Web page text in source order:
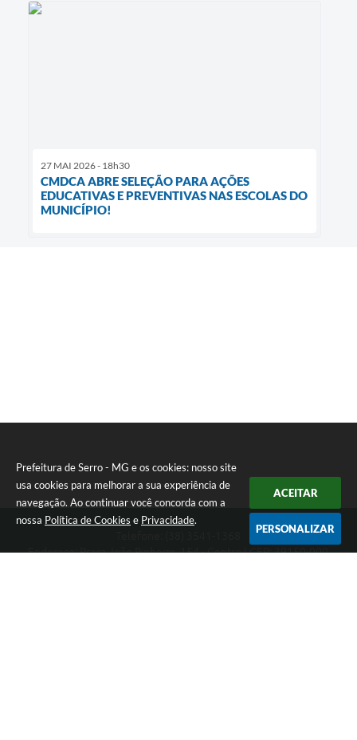
Prefeitura de Serro - MG e os cookies: nosso site
usa cookies para melhorar a sua experiência de
navegação. Ao continuar você concorda com a
nossa Política de Cookies e Privacidade.
ACEITAR
PERSONALIZAR
27 MAI 2026 - 18h30
CMDCA ABRE SELEÇÃO PARA AÇÕES
EDUCATIVAS E PREVENTIVAS NAS ESCOLAS DO
MUNICÍPIO!
Endereço: Praça João Pinheiro, 154 - Centro | CEP: 39150-000